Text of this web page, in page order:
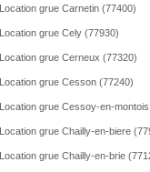
Location grue Carnetin (77400)
Location grue Cely (77930)
Location grue Cerneux (77320)
Location grue Cesson (77240)
Location grue Cessoy-en-
Location grue Chailly-en-biere
Location grue Chailly-en-brie